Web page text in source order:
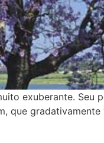
exuberante. Seu